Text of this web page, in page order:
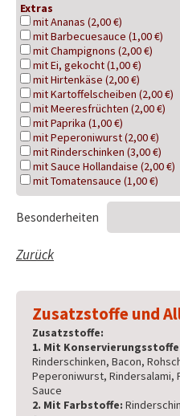
Extras
mit Ananas (2,00 €)
mit Barbecuesauce (1,00 €)
mit Champignons (2,00 €)
mit Ei, gekocht (1,00 €)
mit Hirtenkäse (2,00 €)
mit Kartoffelscheiben (2,00 €)
mit Meeresfrüchten (2,00 €)
mit Paprika (1,00 €)
mit Peperoniwurst (2,00 €)
mit Rinderschinken (3,00 €)
mit Sauce Hollandaise (2,00 €)
mit Tomatensauce (1,00 €)
Besonderheiten
Zurück
Zusatzstoffe und
Zusatzstoffe:
1. Mit
Rinderschinken, Bacon,
Peperoniwurst, Rindersalami,
Sauce
2. Mit Farbstoffe: